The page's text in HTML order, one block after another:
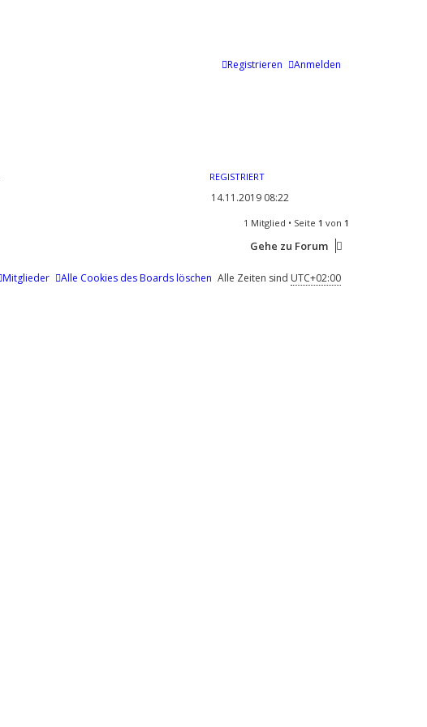
Anmelden
Registrieren
REGISTRIERT
14.11.2019 08:22
1 Mitglied • Seite 1 von 1
Gehe zu Forum
Alle Zeiten sind UTC+02:00
Alle Cookies des Boards löschen
Mitglieder